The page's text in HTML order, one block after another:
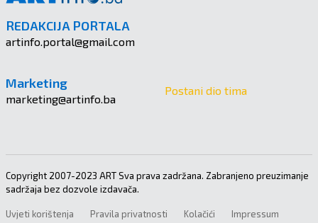
REDAKCIJA PORTALA
artinfo.portal@gmail.com
Marketing
marketing@artinfo.ba
Postani dio tima
Copyright 2007-2023 ART Sva prava zadržana. Zabranjeno preuzimanje
sadržaja bez dozvole izdavača.
Uvjeti korištenja Pravila privatnosti Kolačići Impressum